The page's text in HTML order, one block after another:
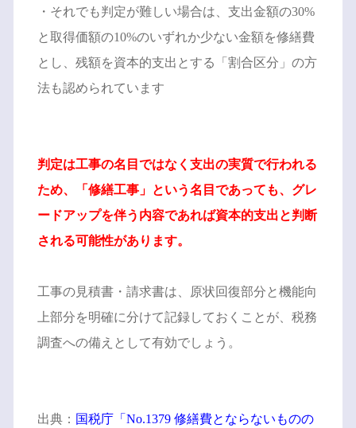
・それでも判定が難しい場合は、支出金額の30%
と取得価額の10%のいずれか少ない金額を修繕費
とし、残額を資本的支出とする「割合区分」の方
法も認められています
判定は工事の名目ではなく支出の実質で行われる
ため、「修繕工事」という名目であっても、グレ
ードアップを伴う内容であれば資本的支出と判断
される可能性があります。
工事の見積書・請求書は、原状回復部分と機能向
上部分を明確に分けて記録しておくことが、税務
調査への備えとして有効でしょう。
出典： 国税庁「No.1379 修繕費とならないものの